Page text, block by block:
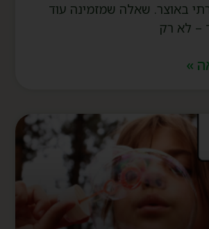
באוצר. שאלה שמזמינה עוד
רק